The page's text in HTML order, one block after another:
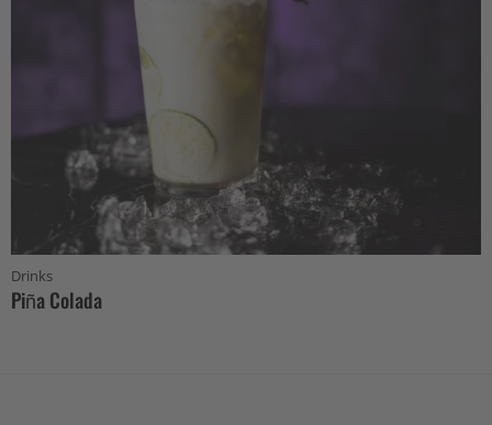
Drinks
Piña Colada